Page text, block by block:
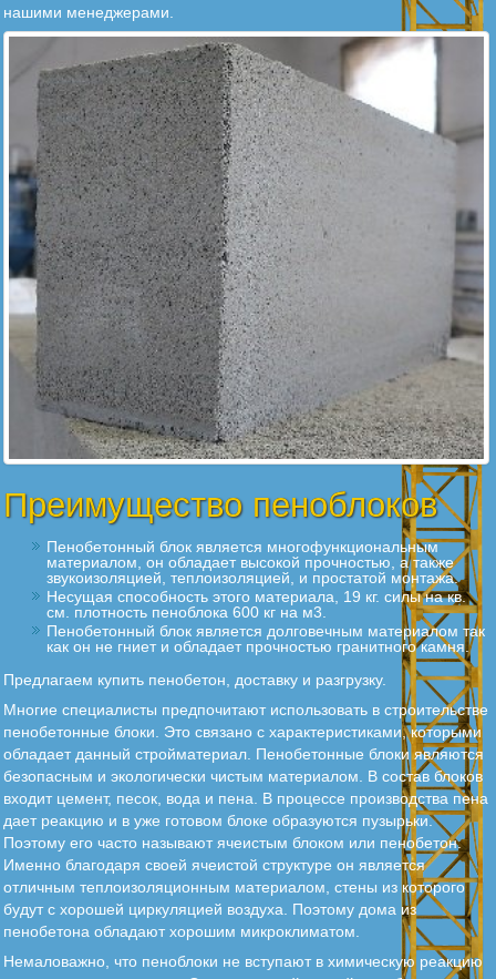
нашими менеджерами.
Преимущество пеноблоков
Пенобетонный блок является многофункциональным
материалом, он обладает высокой прочностью, а также
звукоизоляцией, теплоизоляцией, и простатой монтажа.
Несущая способность этого материала, 19 кг. силы на кв.
см. плотность пеноблока 600 кг на м3.
Пенобетонный блок является долговечным материалом так
как он не гниет и обладает прочностью гранитного камня.
Предлагаем купить пенобетон, доставку и разгрузку.
Многие специалисты предпочитают использовать в строительстве
пенобетонные блоки. Это связано с характеристиками, которыми
обладает данный стройматериал. Пенобетонные блоки являются
безопасным и экологически чистым материалом. В состав блоков
входит цемент, песок, вода и пена. В процессе производства пена
дает реакцию и в уже готовом блоке образуются пузырьки.
Поэтому его часто называют ячеистым блоком или пенобетон.
Именно благодаря своей ячеистой структуре он является
отличным теплоизоляционным материалом, стены из которого
будут с хорошей циркуляцией воздуха. Поэтому дома из
пенобетона обладают хорошим микроклиматом.
Немаловажно, что пеноблоки не вступают в химическую реакцию